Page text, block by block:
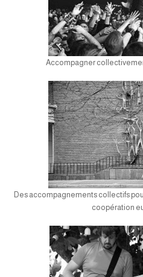
Accompagner
Des accompagnements collectifs
coopération